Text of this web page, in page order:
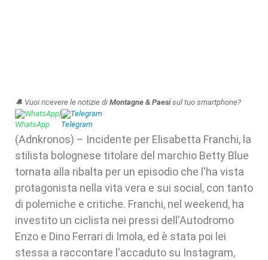
🔔 Vuoi ricevere le notizie di Montagne & Paesisul tuo smartphone?
WhatsApp| Telegram
(Adnkronos) – Incidente per Elisabetta Franchi, la
stilista bolognese titolare del marchio Betty Blue
tornata alla ribalta per un episodio che l'ha vista
protagonista nella vita vera e sui social, con tanto
di polemiche e critiche. Franchi, nel weekend, ha
investito un ciclista nei pressi dell'Autodromo
Enzo e Dino Ferrari di Imola, ed è stata poi lei
stessa a raccontare l'accaduto su Instagram,